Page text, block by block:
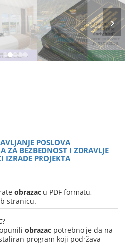
POSLOVA
ZA BEZBEDNOST I ZDRAVLJE
IZRADE PROJEKTA
obrazac u PDF formatu,
stranicu.
?
obrazac potrebno je da na
program koji podržava